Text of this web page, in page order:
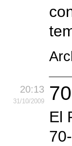
20:13
31/10/2009
El